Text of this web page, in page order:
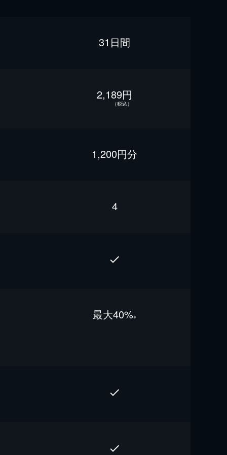
31日間
2,189円
（税込）
1,200円分
4
最⼤40%※